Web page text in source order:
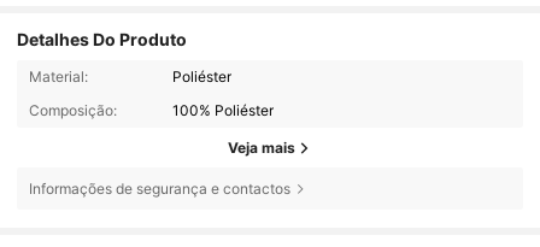
Detalhes Do Produto
Material:
Poliéster
Composição:
100% Poliéster
Veja mais
Informações de segurança e contactos